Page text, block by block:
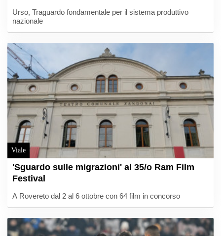
Urso, Traguardo fondamentale per il sistema produttivo
nazionale
Viale
'Sguardo sulle migrazioni' al 35/o Ram Film
Festival
A Rovereto dal 2 al 6 ottobre con 64 film in concorso